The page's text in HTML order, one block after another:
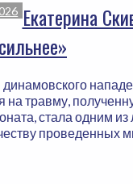
Екатерина
на травму,
стала одним из
проведенных